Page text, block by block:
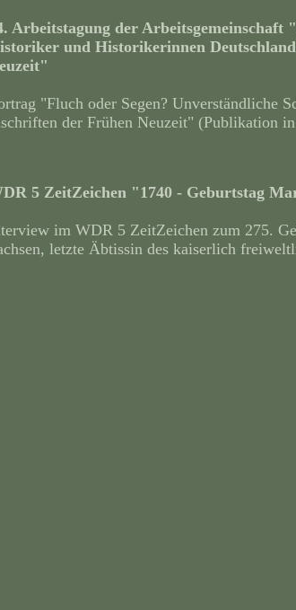
Arbeitstagung der
und Historikerinnen
"Fluch oder Segen? Unverständliche
der Frühen Neuzeit" (Publikation
5 ZeitZeichen "1740 - Geburtstag
im WDR 5 ZeitZeichen zum 275.
letzte Äbtissin des kaiserlich